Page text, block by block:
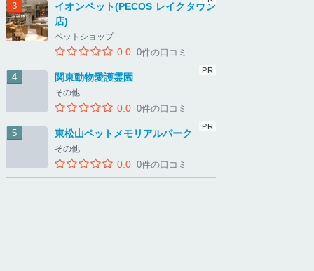
イオンペット(PECOS レイクタウン
店)
ペットショップ
0.0 0件の口コミ
関東動物愛護霊園
その他
0.0 0件の口コミ
東松山ペットメモリアルパーク
その他
0.0 0件の口コミ